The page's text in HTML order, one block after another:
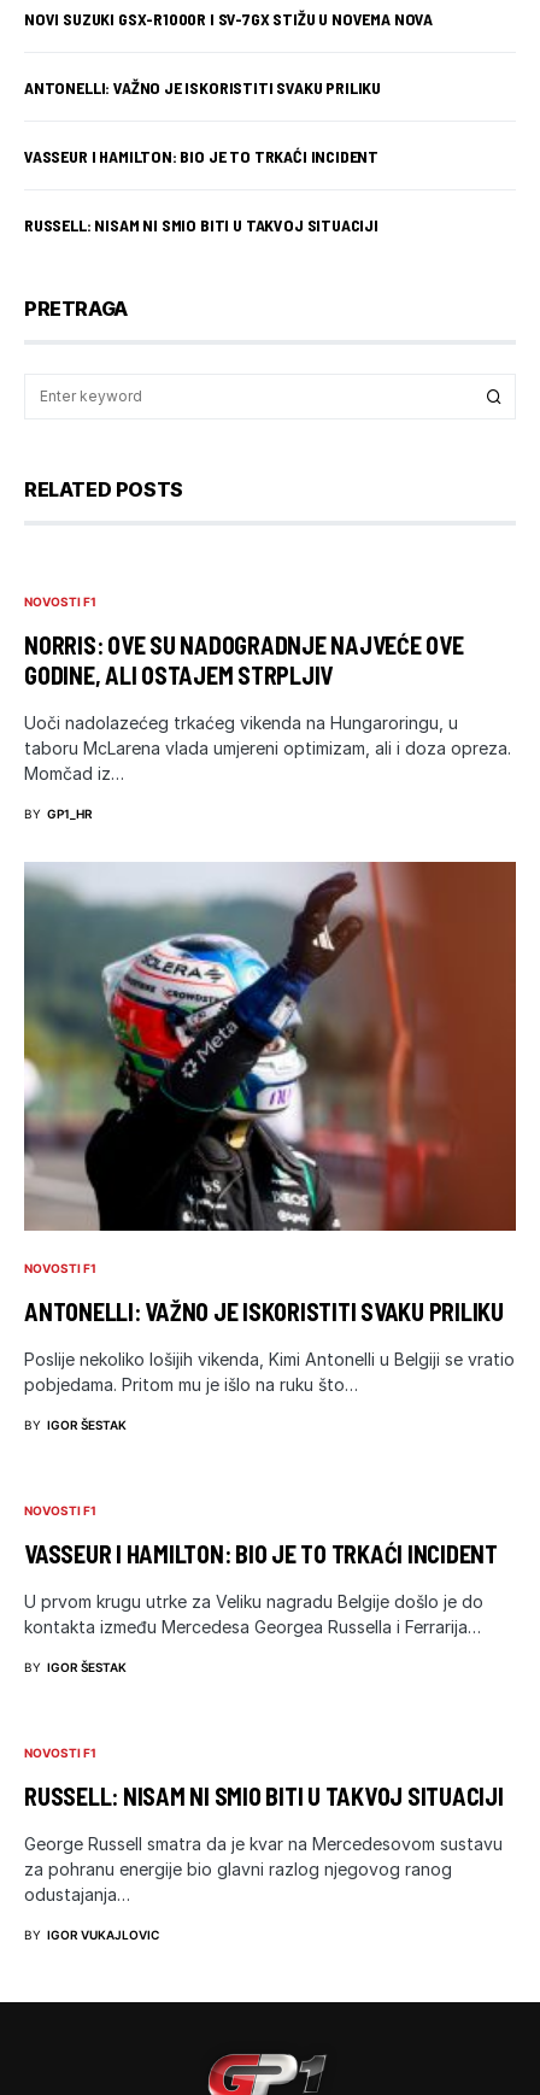
NOVI SUZUKI GSX-R1000R I SV-7GX STIŽU U NOVEMA NOVA
ANTONELLI: VAŽNO JE ISKORISTITI SVAKU PRILIKU
VASSEUR I HAMILTON: BIO JE TO TRKAĆI INCIDENT
RUSSELL: NISAM NI SMIO BITI U TAKVOJ SITUACIJI
PRETRAGA
RELATED POSTS
NOVOSTI F1
NORRIS: OVE SU NADOGRADNJE NAJVEĆE OVE
GODINE, ALI OSTAJEM STRPLJIV
Uoči nadolazećeg trkaćeg vikenda na Hungaroringu, u
taboru McLarena vlada umjereni optimizam, ali i doza opreza.
Momčad iz…
BY GP1_HR
NOVOSTI F1
ANTONELLI: VAŽNO JE ISKORISTITI SVAKU PRILIKU
Poslije nekoliko lošijih vikenda, Kimi Antonelli u Belgiji se vratio
pobjedama. Pritom mu je išlo na ruku što…
BY IGOR ŠESTAK
NOVOSTI F1
VASSEUR I HAMILTON: BIO JE TO TRKAĆI INCIDENT
U prvom krugu utrke za Veliku nagradu Belgije došlo je do
kontakta između Mercedesa Georgea Russella i Ferrarija…
BY IGOR ŠESTAK
NOVOSTI F1
RUSSELL: NISAM NI SMIO BITI U TAKVOJ SITUACIJI
George Russell smatra da je kvar na Mercedesovom sustavu
za pohranu energije bio glavni razlog njegovog ranog
odustajanja…
BY IGOR VUKAJLOVIC